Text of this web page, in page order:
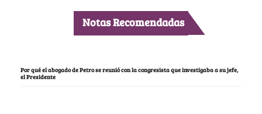
Notas Recomendadas
Por qué el abogado de Petro se reunió con la congresista que investigaba a su jefe,
el Presidente